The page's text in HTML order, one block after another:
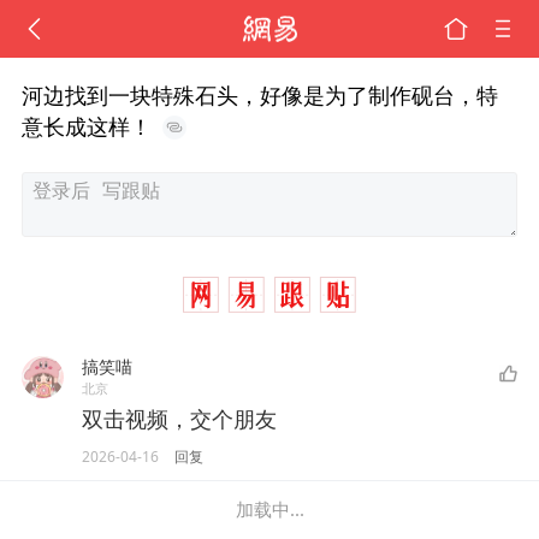
河边找到一块特殊石头，好像是为了制作砚台，特
意长成这样！
搞笑喵
北京
双击视频，交个朋友
2026-04-16 回复
加载中...